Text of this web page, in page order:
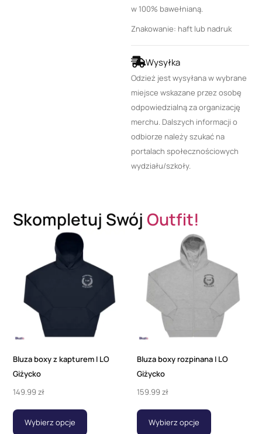
w 100% bawełnianą.
Znakowanie: haft lub nadruk
Wysyłka
Odzież jest wysyłana w wybrane
miejsce wskazane przez osobę
odpowiedzialną za organizację
merchu. Dalszych informacji o
odbiorze należy szukać na
portalach społecznościowych
wydziału/szkoły.
Skompletuj SwójOutfit!
Bluza boxy z kapturem I LO
Giżycko
149.99zł
Wybierz opcje
Bluza boxy rozpinana I LO
Giżycko
159.99 zł
Wybierz opcje